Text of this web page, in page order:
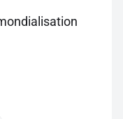
offerts.